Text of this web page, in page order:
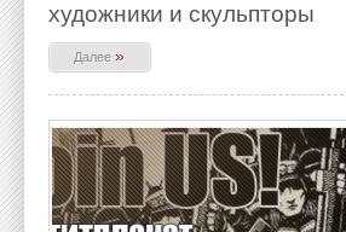
художники и скульпторы
Далее»